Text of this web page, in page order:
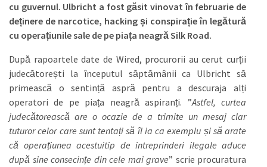
cu guvernul. Ulbricht a fost găsit vinovat în februarie de
deținere de narcotice, hacking și conspirație în legătură
cu operațiunile sale de pe piața neagră Silk Road.
După rapoartele date de Wired, procurorii au cerut curții
judecătorești la începutul săptămânii ca Ulbricht să
primească o sentință aspră pentru a descuraja alți
operatori de pe piața neagră aspiranți. ”Astfel, curtea
judecătorească are o ocazie de a trimite un mesaj clar
tuturor celor care sunt tentați să îl ia ca exemplu și să arate
că operațiunea acestuitip de intreprinderi ilegale aduce
după sine consecințe din cele mai grave” scrie procuratura